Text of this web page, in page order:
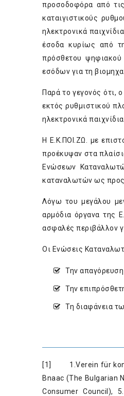
προσοδοφόρα από
καταιγιστικούς
ηλεκτρονικά
έσοδα κυρίως από
πρόσθετου ψηφιακού
εσόδων για τη
Παρά το γεγονός ότι,
εκτός ρυθμιστικού
ηλεκτρονικά
Η Ε.Κ.ΠΟΙ.ΖΩ. με
προέκυψαν στα
Ενώσεων
καταναλωτών ως προς
Λόγω του μεγάλου
αρμόδια όργανα της
ασφαλές περιβάλλον
Οι Ενώσεις
Την
Την
Τη διαφάνεια
[1]
1.Verein für
Bnaac (The Bulgarian
Consumer Council),